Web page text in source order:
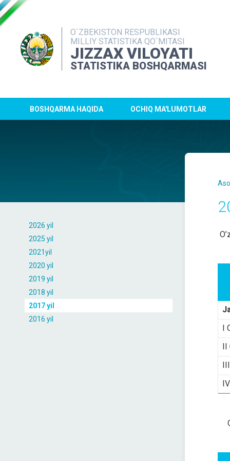
O`ZBEKISTON RESPUBLIKASI
MILLIY STATISTIKA QO`MITASI
JIZZAX VILOYATI
STATISTIKA BOSHQARMASI
BOSHQARMA HAQIDA OCHIQ MA'LUMOTLAR
2026 yil
2025 yil
2021yil
2020 yil
2019 yil
2018 yil
2017 yil
2016 yil
I
II